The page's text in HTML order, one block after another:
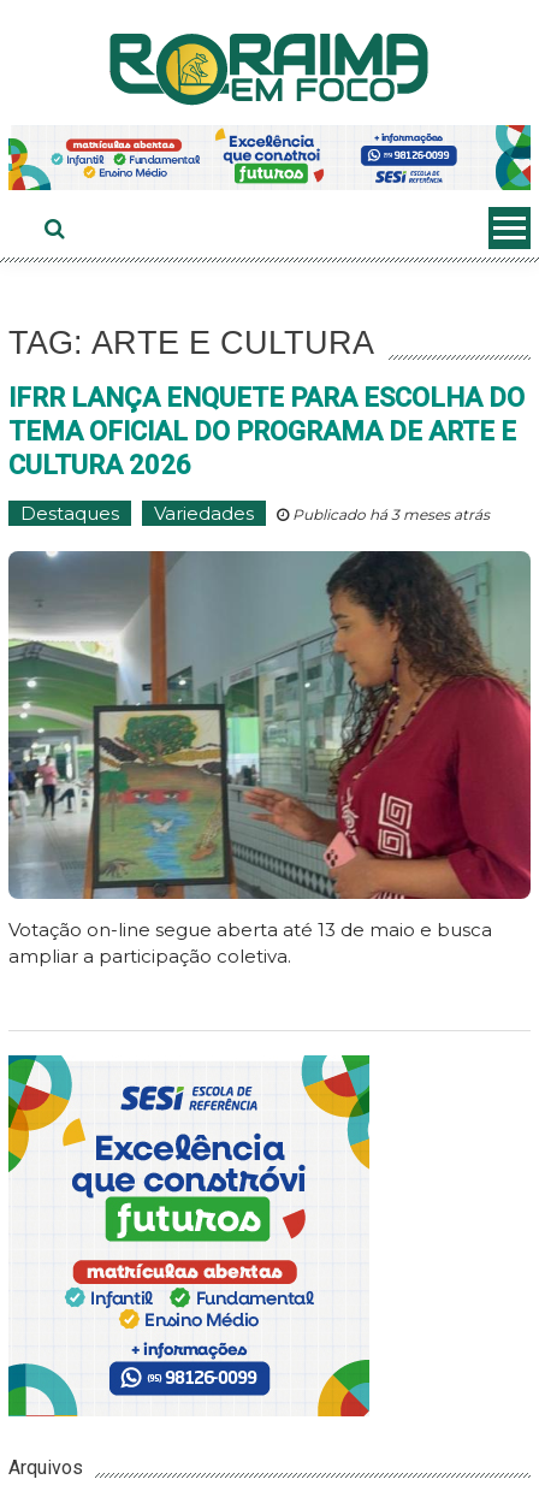
TAG: ARTE E CULTURA
IFRR LANÇA ENQUETE PARA ESCOLHA DO
TEMA OFICIAL DO PROGRAMA DE ARTE E
CULTURA 2026
Destaques Variedades Publicado há 3 meses atrás
Votação on-line segue aberta até 13 de maio e busca
ampliar a participação coletiva.
Arquivos